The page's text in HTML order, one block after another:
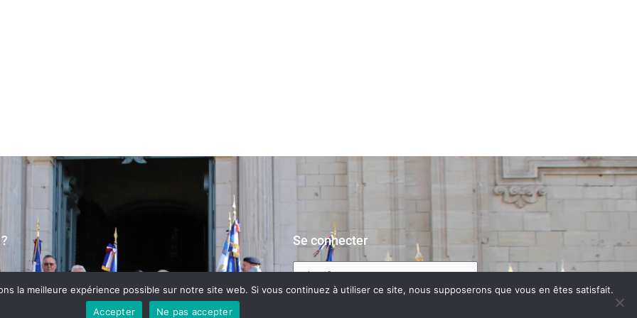
Se connecter
la meilleure expérience possible sur notre site web. Si vous continuez à utiliser ce site, nous supposerons que vous en êtes satisfait.
Accepter
Ne pas accepter